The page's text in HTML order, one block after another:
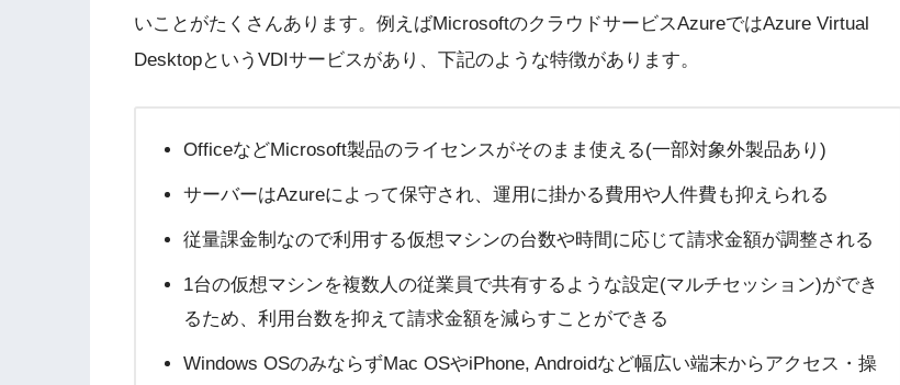
いことがたくさんあります。例えばMicrosoftのクラウドサービスAzureではAzure Virtual
DesktopというVDIサービスがあり、下記のような特徴があります。
OfficeなどMicrosoft製品のライセンスがそのまま使える(一部対象外製品あり)
サーバーはAzureによって保守され、運用に掛かる費用や人件費も抑えられる
従量課金制なので利用する仮想マシンの台数や時間に応じて請求金額が調整される
1台の仮想マシンを複数人の従業員で共有するような設定(マルチセッション)ができ
るため、利用台数を抑えて請求金額を減らすことができる
Windows OSのみならずMac OSやiPhone, Androidなど幅広い端末からアクセス・操